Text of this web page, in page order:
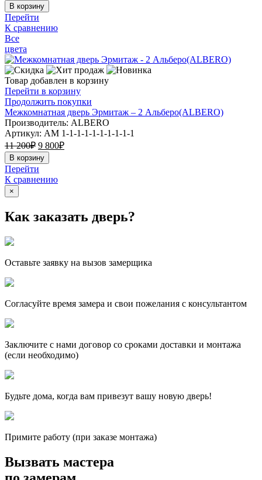
В корзину
Перейти
К сравнению
Все
цвета
Товар добавлен в корзину
Перейти в корзину
Продолжить покупки
Межкомнатная дверь Эрмитаж – 2 Альберо(ALBERO)
Производитель: ALBERO
Артикул: АМ 1-1-1-1-1-1-1-1-1-1
11 200₽ 9 800₽
В корзину
Перейти
К сравнению
×
Как заказать дверь?
Оставьте заявку на вызов замерщика
Согласуйте время замера и свои пожелания с консультантом
Заключите с нами договор со сроками доставки и монтажа
(если необходимо)
Будьте дома, когда вам привезут вашу новую дверь!
Примите работу (при заказе монтажа)
Вызвать мастера